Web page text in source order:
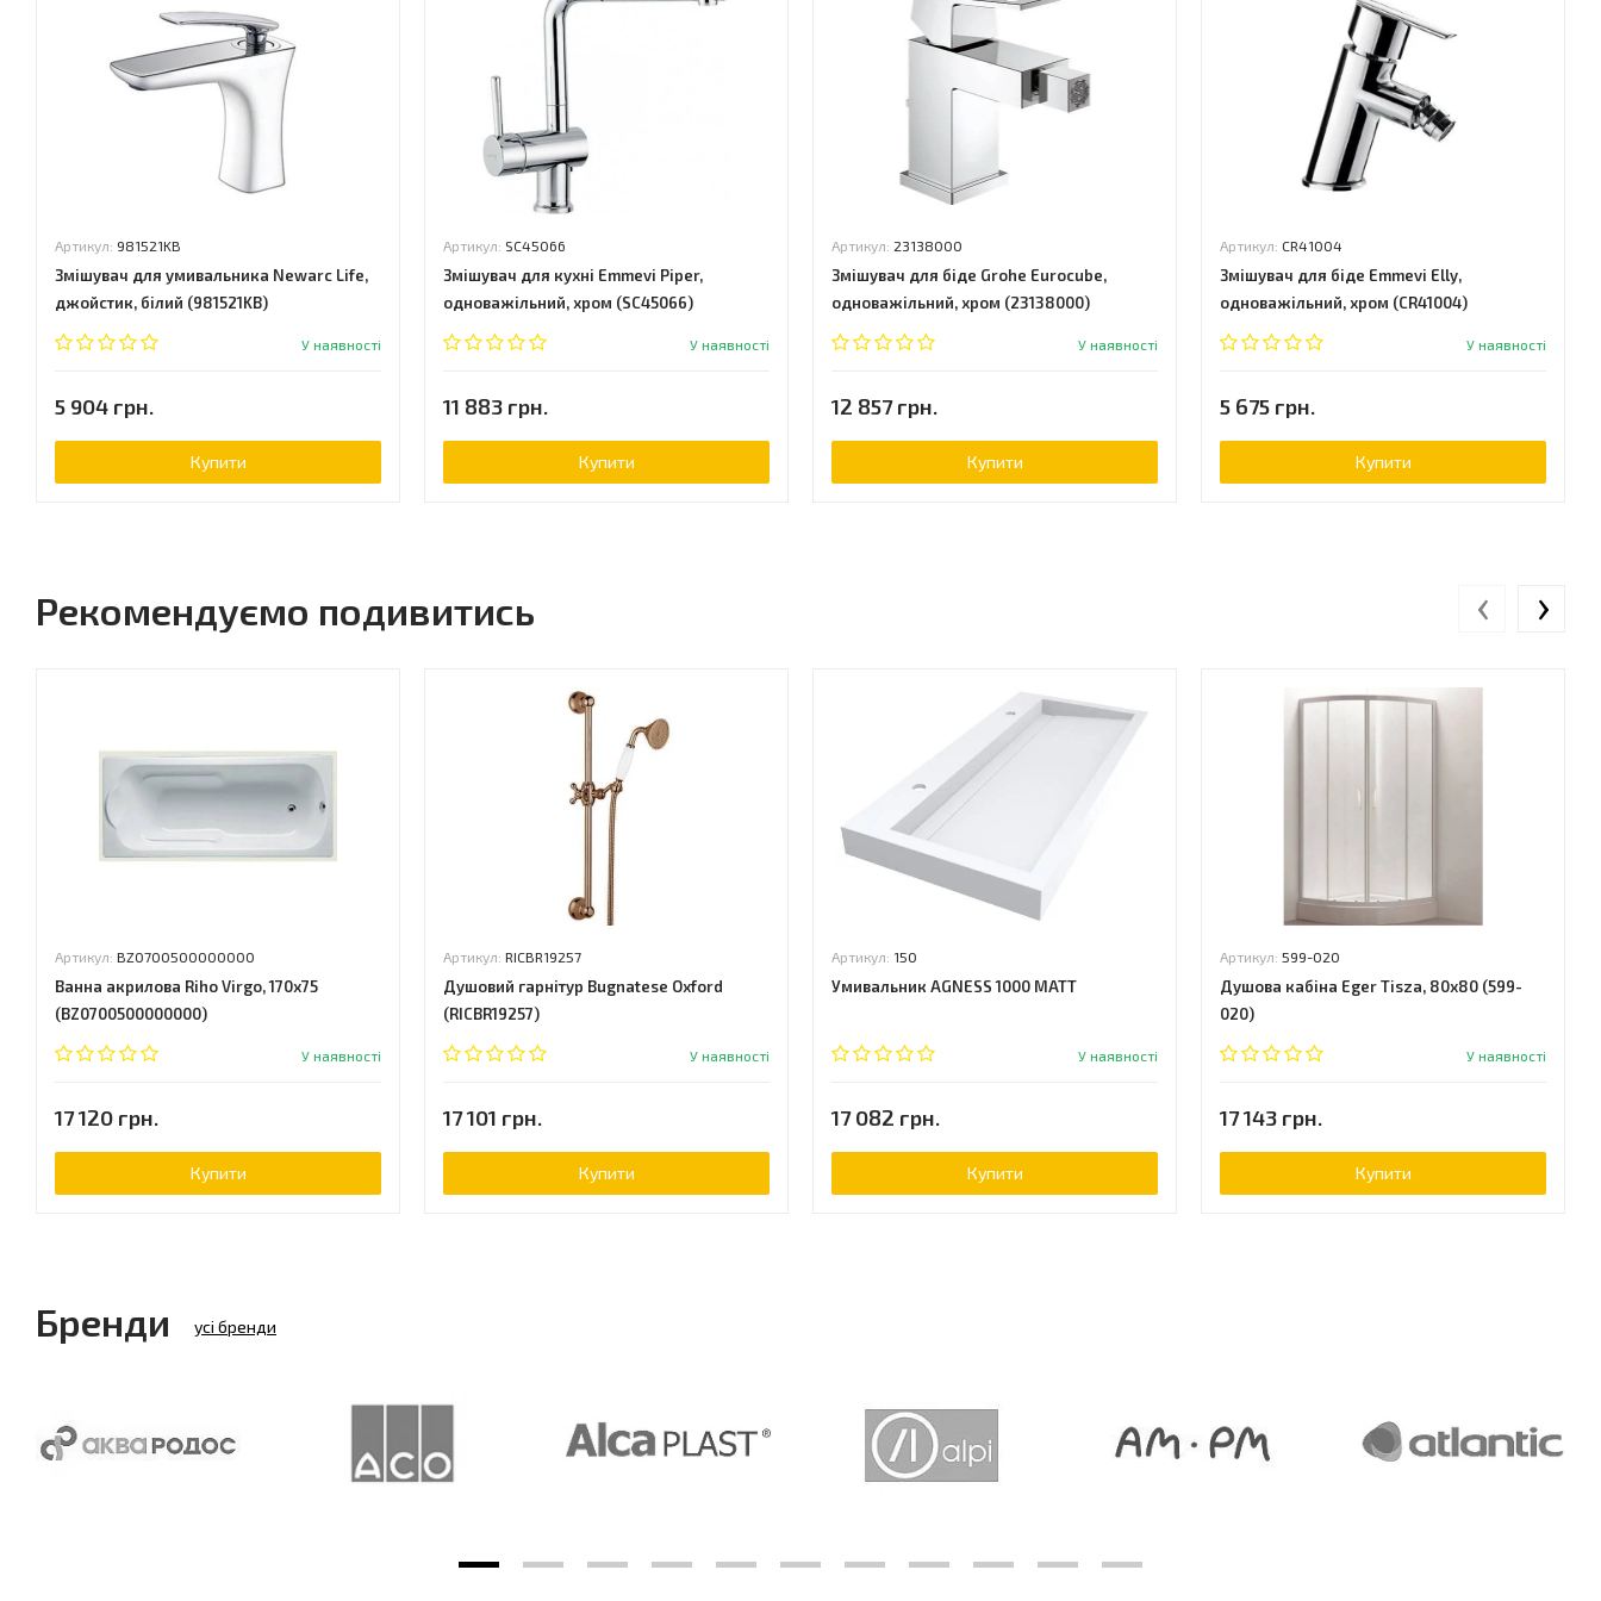
Артикул: 981521KB
Змішувач для умивальника Newarc Life,
джойстик, білий (981521KB)
У наявності
5 904 грн.
Купити
Артикул: SC45066
Змішувач для кухні Emmevi Piper,
одноважільний, хром (SC45066)
У наявності
11 883 грн.
Купити
Артикул: 23138000
Змішувач для біде Grohe Eurocube,
одноважільний, хром (23138000)
У наявності
12 857 грн.
Купити
Артикул: CR41004
Змішувач для біде Emmevi Elly,
одноважільний, хром (CR41004)
У наявності
5 675 грн.
Купити
Рекомендуємо подивитись
Артикул: BZ0700500000000
Ванна акрилова Riho Virgo, 170x75
(BZ0700500000000)
У наявності
17 120 грн.
Купити
Артикул: RICBR19257
Душовий гарнітур Bugnatese Oxford
(RICBR19257)
У наявності
17 101 грн.
Купити
Артикул: 150
Умивальник AGNESS 1000 MATT
У наявності
17 082 грн.
Купити
Артикул: 599-020
Душова кабіна Eger Tisza, 80x80 (599-
020)
У наявності
17 143 грн.
Купити
‹ ›
Бренди усі бренди